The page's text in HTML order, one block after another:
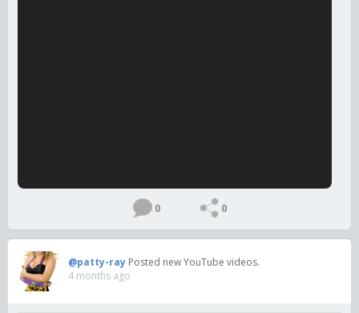
0 0
@patty-ray Posted new YouTube videos.
4 months ago